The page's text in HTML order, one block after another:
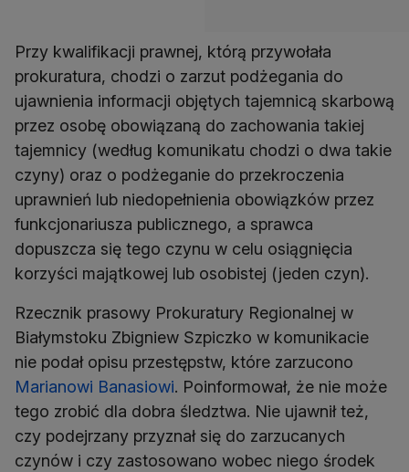
Przy kwalifikacji prawnej, którą przywołała
prokuratura, chodzi o zarzut podżegania do
ujawnienia informacji objętych tajemnicą skarbową
przez osobę obowiązaną do zachowania takiej
tajemnicy (według komunikatu chodzi o dwa takie
czyny) oraz o podżeganie do przekroczenia
uprawnień lub niedopełnienia obowiązków przez
funkcjonariusza publicznego, a sprawca
dopuszcza się tego czynu w celu osiągnięcia
korzyści majątkowej lub osobistej (jeden czyn).
Rzecznik prasowy Prokuratury Regionalnej w
Białymstoku Zbigniew Szpiczko w komunikacie
nie podał opisu przestępstw, które zarzucono
Marianowi Banasiowi. Poinformował, że nie może
tego zrobić dla dobra śledztwa. Nie ujawnił też,
czy podejrzany przyznał się do zarzucanych
czynów i czy zastosowano wobec niego środek